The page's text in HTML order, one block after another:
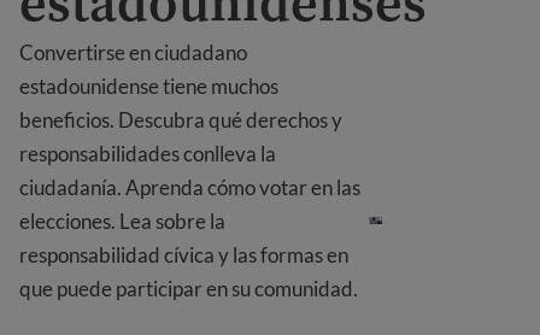
Convertirse en ciudadano
estadounidense tiene muchos
beneficios. Descubra qué derechos y
responsabilidades conlleva la
ciudadanía. Aprenda cómo votar en las
elecciones. Lea sobre la
responsabilidad cívica y las formas en
que puede participar en su comunidad.